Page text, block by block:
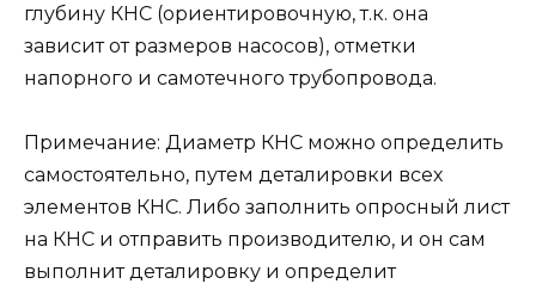
глубину КНС (ориентировочную, т.к. она
зависит от размеров насосов), отметки
напорного и самотечного трубопровода.
Примечание: Диаметр КНС можно определить
самостоятельно, путем деталировки всех
элементов КНС. Либо заполнить опросный лист
на КНС и отправить производителю, и он сам
выполнит деталировку и определит